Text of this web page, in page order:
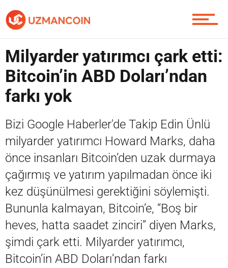
Soru Sor
Contact / İletişim
Milyarder yatırımcı çark etti:
Bitcoin’in ABD Doları’ndan
farkı yok
Bizi Google Haberler'de Takip Edin Ünlü
milyarder yatırımcı Howard Marks, daha
önce insanları Bitcoin’den uzak durmaya
çağırmış ve yatırım yapılmadan önce iki
kez düşünülmesi gerektiğini söylemişti.
Bununla kalmayan, Bitcoin’e, “Boş bir
heves, hatta saadet zinciri” diyen Marks,
şimdi çark etti. Milyarder yatırımcı,
Bitcoin’in ABD Doları’ndan farkı